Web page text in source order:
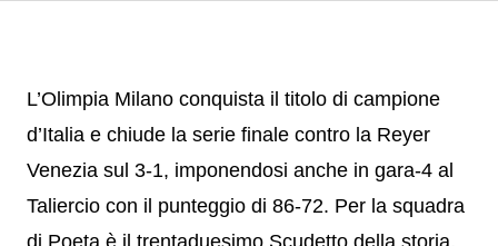
L’Olimpia Milano conquista il titolo di campione
d’Italia e chiude la serie finale contro la Reyer
Venezia sul 3-1, imponendosi anche in gara-4 al
Taliercio con il punteggio di 86-72. Per la squadra
di Poeta è il trentaduesimo Scudetto della storia,